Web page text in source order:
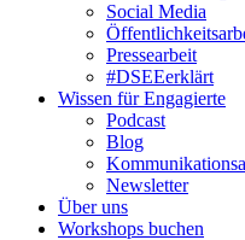
Social Media
Pressearbeit
#DSEEerklärt
Wissen für Engagierte
Podcast
Blog
Newsletter
Über uns
Workshops buchen